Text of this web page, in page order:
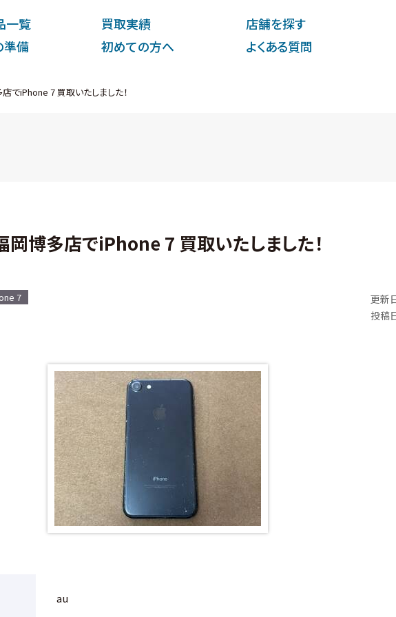
一覧 買取実績
店舗を探す
準備
初めての⽅へ よくある質問
でiPhone 7 買取いたしました！
岡博多店でiPhone 7 買取いたしました！
更新
投稿
7
au